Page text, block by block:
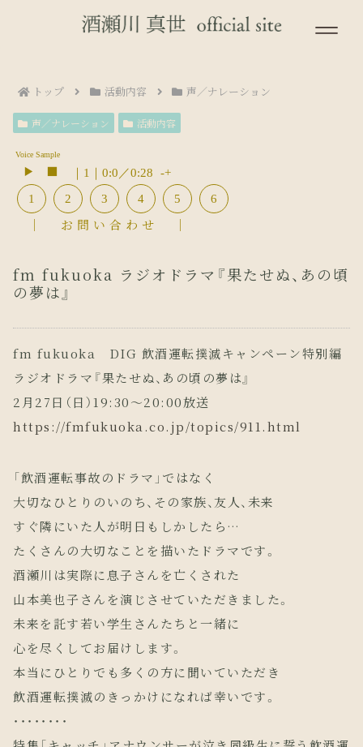
トップ 活動内容 声／ナレーション
声／ナレーション 活動内容
Voice Sample
1 0:0 ／0:28 -+
1
2 3 4 5 6
｜ お問い合わせ ｜
fm fukuoka ラジオドラマ『果たせぬ、あの頃
の夢は』
fm fukuoka DIG 飲酒運転撲滅キャンペーン特別編
ラジオドラマ『果たせぬ、あの頃の夢は』
2月27日（日）19:30～20:00放送
https://fmfukuoka.co.jp/topics/911.html
「飲酒運転事故のドラマ」ではなく
大切なひとりのいのち、その家族、友人、未来
すぐ隣にいた人が明日もしかしたら…
たくさんの大切なことを描いたドラマです。
酒瀬川は実際に息子さんを亡くされた
山本美也子さんを演じさせていただきました。
未来を託す若い学生さんたちと一緒に
心を尽くしてお届けします。
本当にひとりでも多くの方に聞いていただき
飲酒運転撲滅のきっかけになれば幸いです。
・・・・・・・・